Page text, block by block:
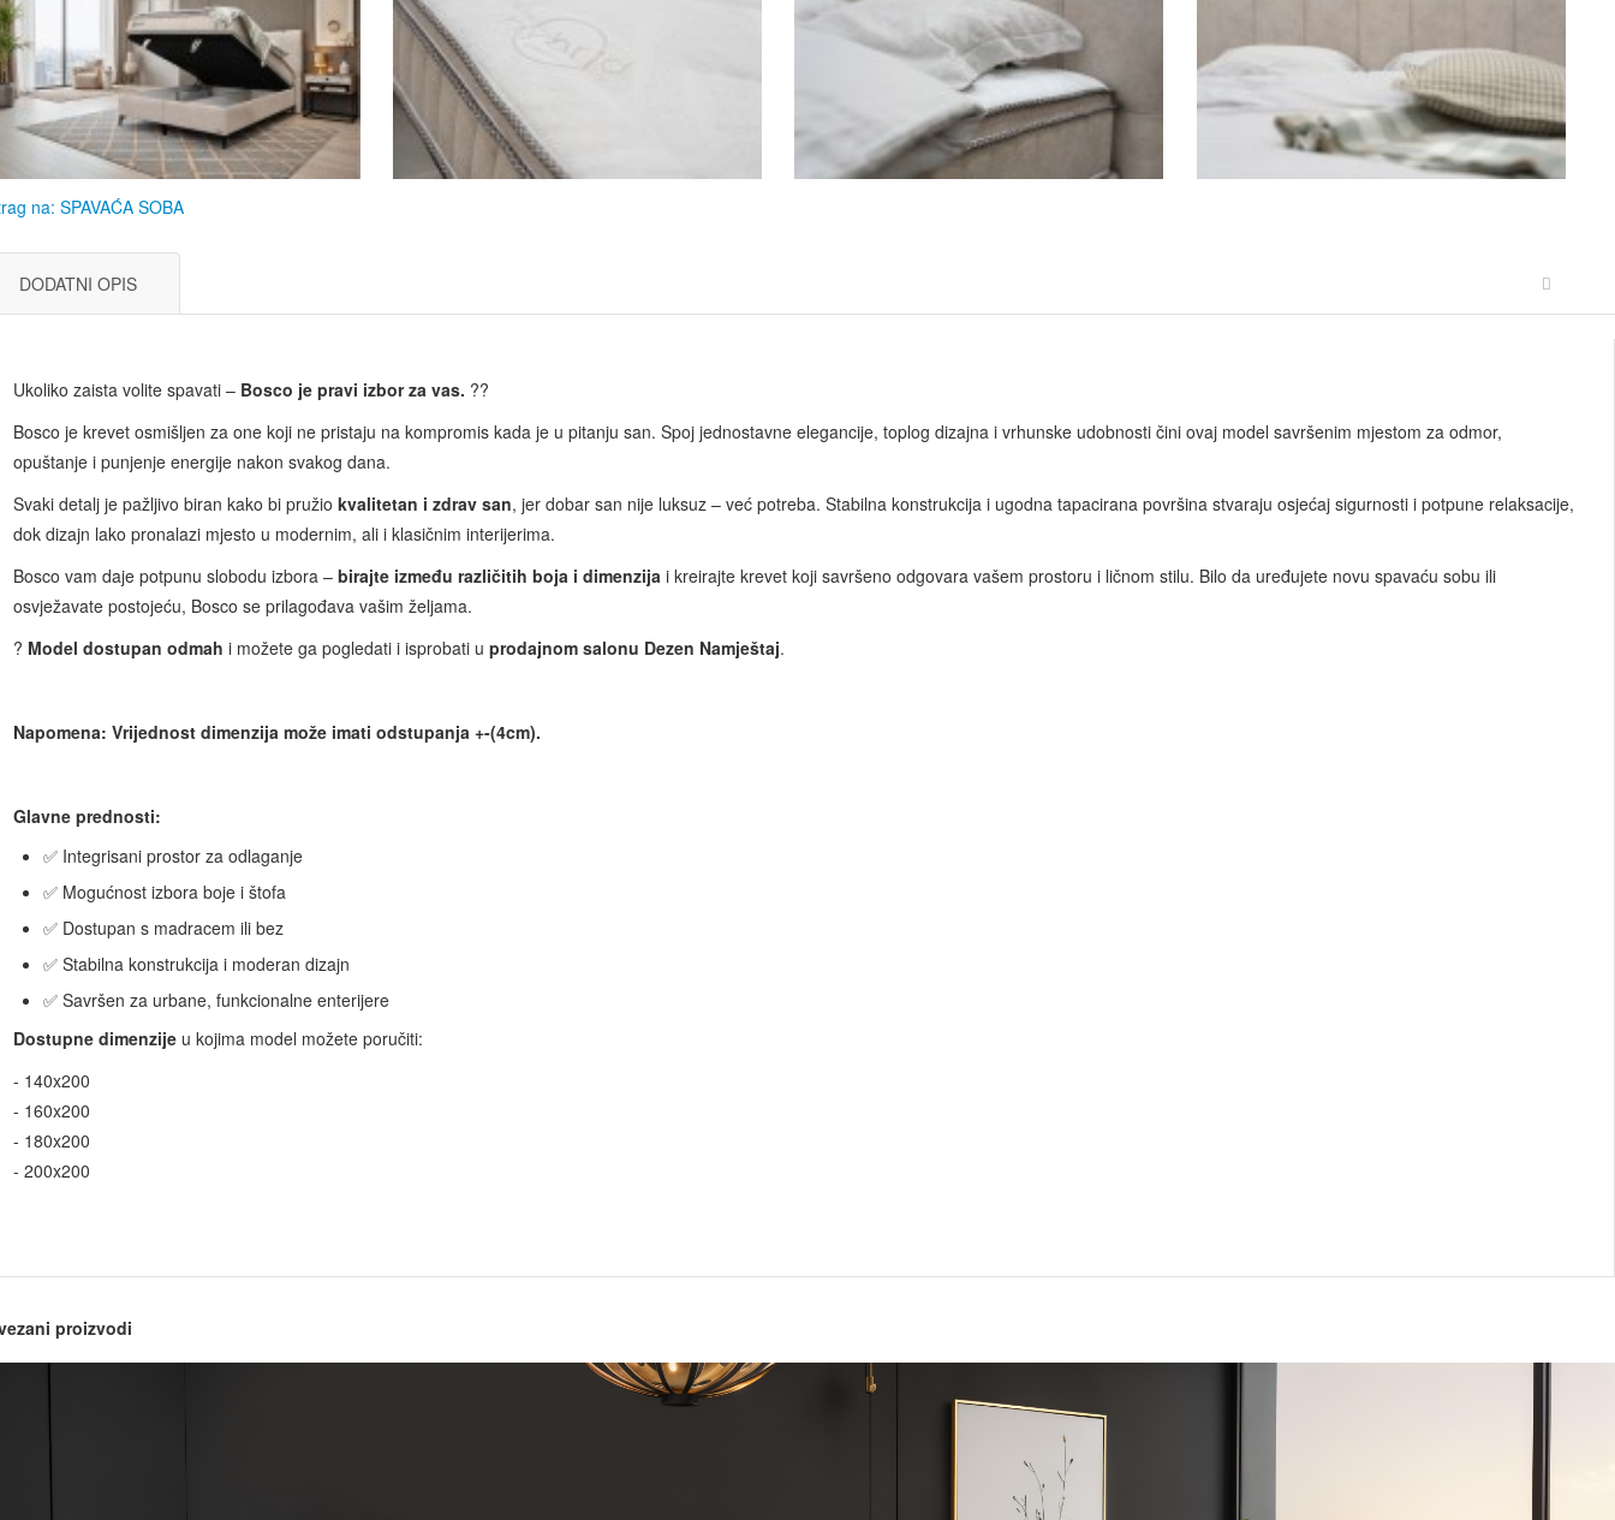
na: SPAVAĆA SOBA
DODATNI OPIS
Ukoliko zaista volite spavati – Bosco je pravi izbor za vas. ??
Bosco je krevet osmišljen za one koji ne pristaju na kompromis kada je u pitanju san. Spoj jednostavne elegancije, toplog dizajna i vrhunske udobnosti čini ovaj model savršenim mjestom za odmor,
opuštanje i punjenje energije nakon svakog dana.
Svaki detalj je pažljivo biran kako bi pružio kvalitetan i zdrav san, jer dobar san nije luksuz – već potreba. Stabilna konstrukcija i ugodna tapacirana površina stvaraju osjećaj sigurnosti i potpune relaksacije,
dok dizajn lako pronalazi mjesto u modernim, ali i klasičnim interijerima.
Bosco vam daje potpunu slobodu izbora – birajte između različitih boja i dimenzija i kreirajte krevet koji savršeno odgovara vašem prostoru i ličnom stilu. Bilo da uređujete novu spavaću sobu ili
osvježavate postojeću, Bosco se prilagođava vašim željama.
? Model dostupan odmah i možete ga pogledati i isprobati u prodajnom salonu Dezen Namještaj.
Napomena: Vrijednost dimenzija može imati odstupanja +-(4cm).
Glavne prednosti:
✅ Integrisani prostor za odlaganje
✅ Mogućnost izbora boje i štofa
✅ Dostupan s madracem ili bez
✅ Stabilna konstrukcija i moderan dizajn
✅ Savršen za urbane, funkcionalne enterijere
Dostupne dimenzije u kojima model možete poručiti:
- 140x200
- 160x200
- 180x200
- 200x200
proizvodi